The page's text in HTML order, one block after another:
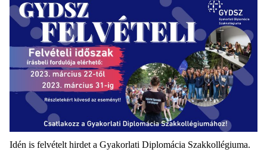
Idén is felvételt hirdet a Gyakorlati Diplomácia Szakkollégiuma.